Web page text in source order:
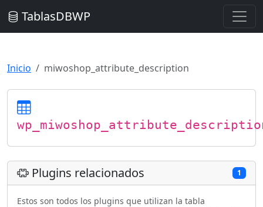
TablasDBWP
Inicio miwoshop_attribute_description
Plugins relacionados 1
Estos son todos los plugins que utilizan la tabla